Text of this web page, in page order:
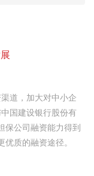
道，加大对中小企
国建设银行股份有
保公司融资能力得到
质的融资途径。